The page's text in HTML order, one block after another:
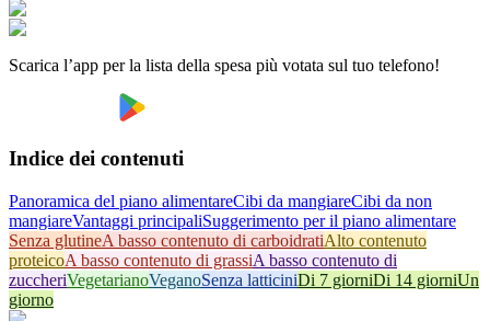
Scarica l’app per la lista della spesa più votata sul tuo telefono!
Indice dei contenuti
Panoramica del piano alimentareCibi da mangiareCibi da non
mangiareVantaggi principaliSuggerimento per il piano alimentare
Senza glutineA basso contenuto di carboidratiAlto contenuto
proteicoA basso contenuto di grassiA basso contenuto di
zuccheriVegetarianoVeganoSenza latticiniDi 7 giorniDi 14 giorniUn
giorno